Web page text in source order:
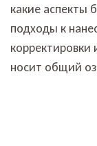
какие аспекты
подходы к
носит общий